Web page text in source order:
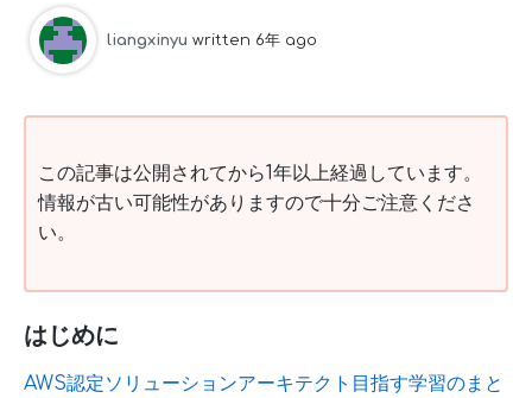
liangxinyu written 6年 ago
この記事は公開されてから1年以上経過しています。
情報が古い可能性がありますので十分ご注意くださ
い。
はじめに
AWS認定ソリューションアーキテクト目指す学習のまと